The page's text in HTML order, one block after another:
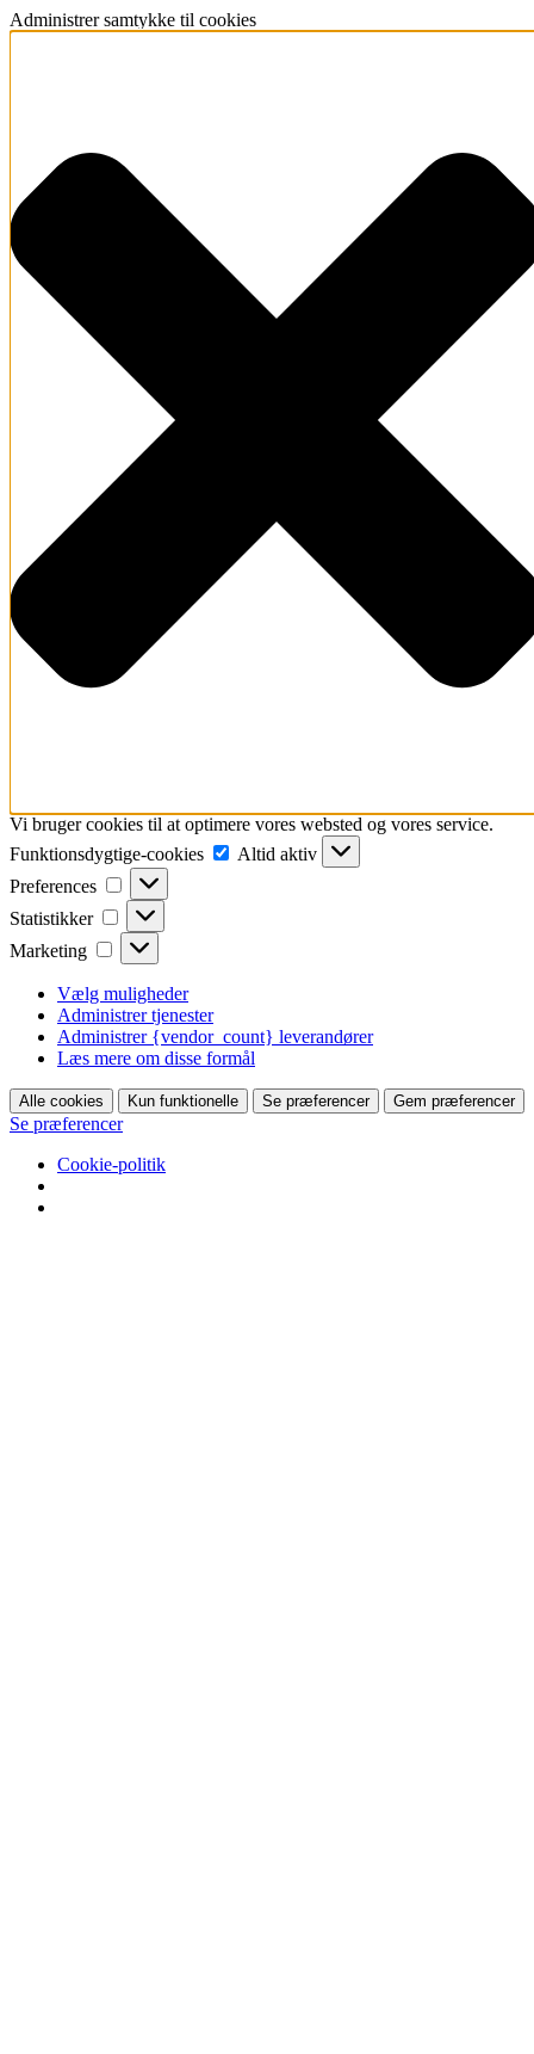
Administrer samtykke til cookies
Vi bruger cookies til at optimere vores websted og vores service.
Funktionsdygtige-cookies
Funktionsdygtige-
cookies
Altid aktiv
Preferences
Preferences
Statistikker Statistikker
Marketing Marketing
Vælg muligheder
Administrer tjenester
Administrer {vendor_count} leverandører
Læs mere om disse formål
Alle cookies Kun funktionelle Se præferencer Gem præferencer
Se præferencer
Cookie-politik